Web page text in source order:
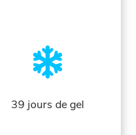
39 jours de gel